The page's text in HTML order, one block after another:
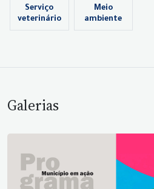
Serviço
veterinário
Meio
ambiente
Galerias